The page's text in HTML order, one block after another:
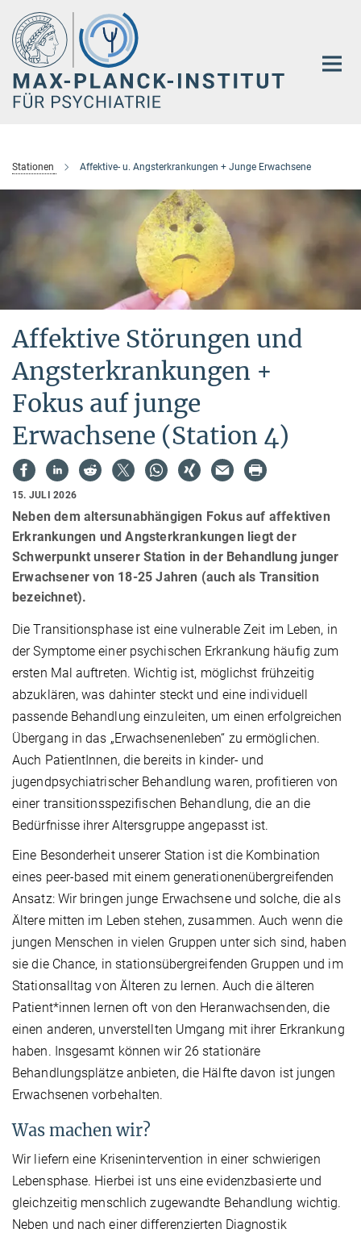
Hauptinhalt
Stationen Affektive- u. Angsterkrankungen + Junge Erwachsene
Affektive Störungen und
Angsterkrankungen +
Fokus auf junge
Erwachsene (Station 4)
15. JULI 2026
Neben dem altersunabhängigen Fokus auf affektiven
Erkrankungen und Angsterkrankungen liegt der
Schwerpunkt unserer Station in der Behandlung junger
Erwachsener von 18-25 Jahren (auch als Transition
bezeichnet).
Die Transitionsphase ist eine vulnerable Zeit im Leben, in
der Symptome einer psychischen Erkrankung häufig zum
ersten Mal auftreten. Wichtig ist, möglichst frühzeitig
abzuklären, was dahinter steckt und eine individuell
passende Behandlung einzuleiten, um einen erfolgreichen
Übergang in das „Erwachsenenleben“ zu ermöglichen.
Auch PatientInnen, die bereits in kinder- und
jugendpsychiatrischer Behandlung waren, profitieren von
einer transitionsspezifischen Behandlung, die an die
Bedürfnisse ihrer Altersgruppe angepasst ist.
Eine Besonderheit unserer Station ist die Kombination
eines peer-based mit einem generationenübergreifenden
Ansatz: Wir bringen junge Erwachsene und solche, die als
Ältere mitten im Leben stehen, zusammen. Auch wenn die
jungen Menschen in vielen Gruppen unter sich sind, haben
sie die Chance, in stationsübergreifenden Gruppen und im
Stationsalltag von Älteren zu lernen. Auch die älteren
Patient*innen lernen oft von den Heranwachsenden, die
einen anderen, unverstellten Umgang mit ihrer Erkrankung
haben. Insgesamt können wir 26 stationäre
Behandlungsplätze anbieten, die Hälfte davon ist jungen
Erwachsenen vorbehalten.
Was machen wir?
Wir liefern eine Krisenintervention in einer schwierigen
Lebensphase. Hierbei ist uns eine evidenzbasierte und
gleichzeitig menschlich zugewandte Behandlung wichtig.
Neben und nach einer differenzierten Diagnostik